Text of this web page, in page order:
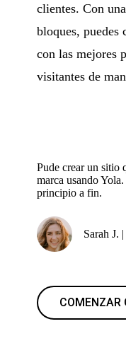
clientes. Con
bloques,
con las mejores
visitantes de
Pude crear un sitio
marca usando
principio a fin.
Sarah J.
COMENZAR